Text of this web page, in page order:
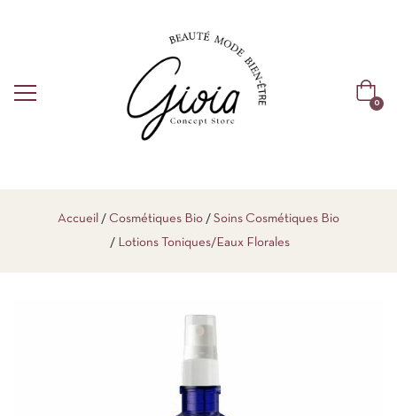
0
Accueil Cosmétiques Bio
Soins Cosmétiques Bio
Lotions Toniques/Eaux Florales